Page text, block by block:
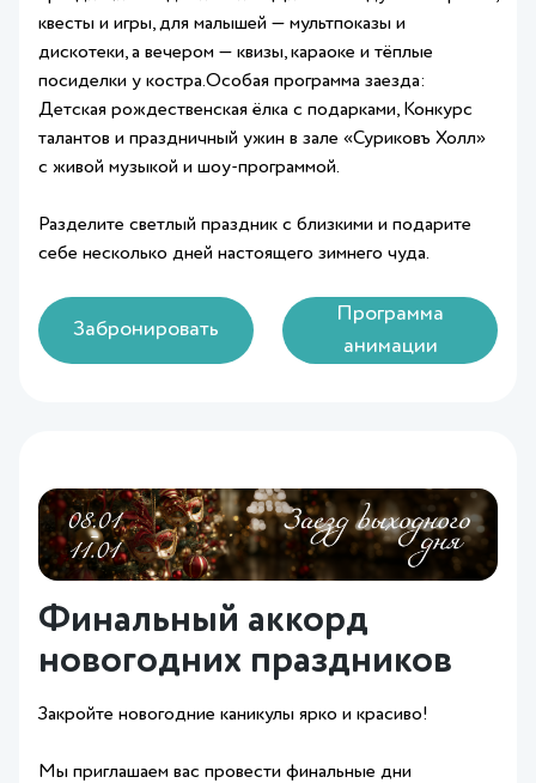
квесты и игры, для малышей — мультпоказы и
дискотеки, а вечером — квизы, караоке и тёплые
посиделки у костра.Особая программа заезда:
Детская рождественская ёлка с подарками, Конкурс
талантов и праздничный ужин в зале «Суриковъ Холл»
с живой музыкой и шоу-программой.
Разделите светлый праздник с близкими и подарите
себе несколько дней настоящего зимнего чуда.
Забронировать
Программа
анимации
Финальный аккорд
новогодних праздников
Закройте новогодние каникулы ярко и красиво!
Мы приглашаем вас провести финальные дни